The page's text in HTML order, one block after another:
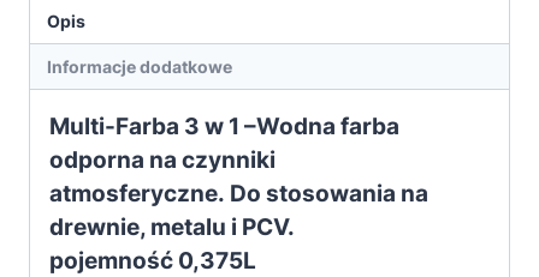
farba
3w1
biała
Opis
Informacje dodatkowe
Multi-Farba 3 w 1 –Wodna farba
odporna na czynniki
atmosferyczne. Do stosowania na
drewnie, metalu i PCV.
pojemność 0,375L